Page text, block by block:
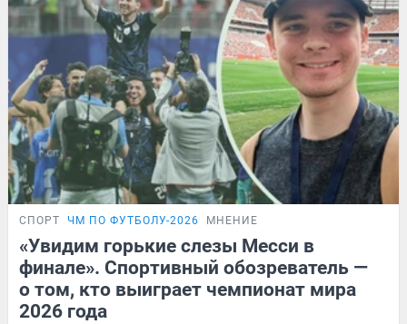
СПОРТ ЧМ ПО ФУТБОЛУ-2026 МНЕНИЕ
«Увидим горькие слезы Месси в
финале». Спортивный обозреватель —
о том, кто выиграет чемпионат мира
2026 года